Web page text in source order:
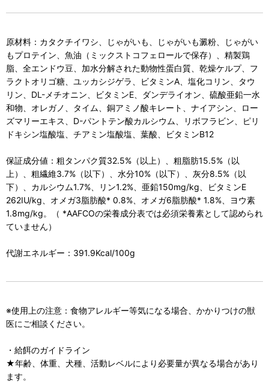
原材料：カタクチイワシ、じゃがいも、じゃがいも澱粉、じゃがい
もプロテイン、魚油（ミックストコフェロールで保存）、精製鶏
脂、全エンドウ豆、加水分解された動物性蛋白質、乾燥ケルプ、フ
ラクトオリゴ糖、ユッカシジゲラ、ビタミンA、塩化コリン、タウ
リン、DL-メチオニン、ビタミンE、ダンデライオン、硫酸亜鉛一水
和物、オレガノ、タイム、銅アミノ酸キレート、ナイアシン、ロー
ズマリーエキス、D-パントテン酸カルシウム、リボフラビン、ピリ
ドキシン塩酸塩、チアミン塩酸塩、葉酸、ビタミンB12
保証成分値：粗タンパク質32.5%（以上）、粗脂肪15.5%（以
上）、粗繊維3.7%（以下）、水分10%（以下）、灰分8.5%（以
下）、カルシウム1.7%、リン1.2%、亜鉛150mg/kg、ビタミンE
262IU/kg、オメガ3脂肪酸* 0.8%、オメガ6脂肪酸* 1.8%、ヨウ素
1.8mg/kg。（ *AAFCOの栄養成分表では必須栄養素として認められ
ていません）
代謝エネルギー：391.9Kcal/100g
※使用上の注意：食物アレルギー等気になる場合、かかりつけの獣
医にご相談ください。
・給餌のガイドライン
★年齢、体重、犬種、活動レベルにより必要量が異なる場合があり
ます。